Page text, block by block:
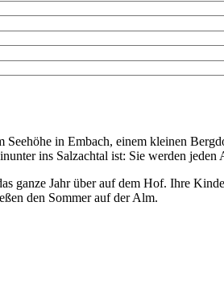
in Embach, einem kleinen
ins Salzachtal ist: Sie werden jeden
ganze Jahr über auf dem Hof. Ihre
den Sommer auf der Alm.